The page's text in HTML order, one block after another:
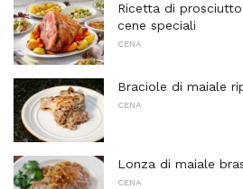
Ricetta di
cene speciali
CENA
Braciole di maiale
CENA
Lonza di maiale
CENA